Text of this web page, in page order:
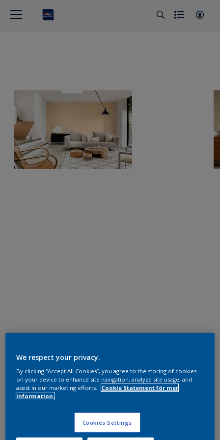
We respect your privacy.
By clicking “Accept All Cookies”, you agree to the storing of cookies
on your device to enhance site navigation, analyze site usage, and
assist in our marketing efforts.
Cookie Statement för mer
information.
Cookies Settings